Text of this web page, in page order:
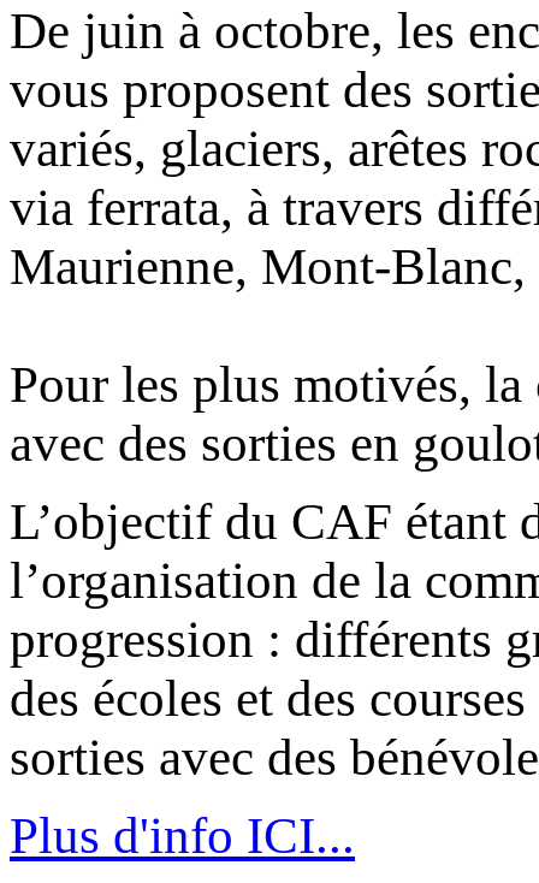
De juin à octobre, les
vous proposent des
variés, glaciers, arêtes
via ferrata, à travers
Maurienne, Mont-Blanc,
Pour les plus motivés,
avec des sorties en
L’objectif du CAF étant
l’organisation de la
progression : différents
des écoles et des
sorties avec des
Plus d'info ICI...